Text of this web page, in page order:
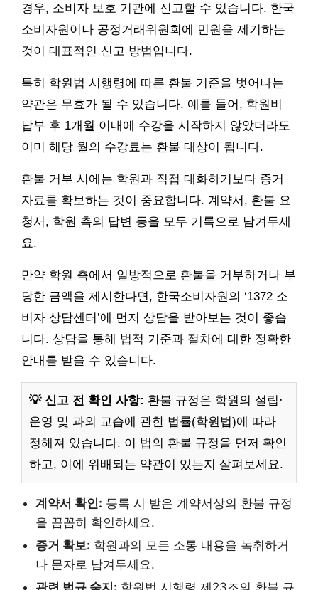
경우, 소비자 보호 기관에 신고할 수 있습니다. 한국
소비자원이나 공정거래위원회에 민원을 제기하는
것이 대표적인 신고 방법입니다.
특히 학원법 시행령에 따른 환불 기준을 벗어나는
약관은 무효가 될 수 있습니다. 예를 들어, 학원비
납부 후 1개월 이내에 수강을 시작하지 않았더라도
이미 해당 월의 수강료는 환불 대상이 됩니다.
환불 거부 시에는 학원과 직접 대화하기보다 증거
자료를 확보하는 것이 중요합니다. 계약서, 환불 요
청서, 학원 측의 답변 등을 모두 기록으로 남겨두세
요.
만약 학원 측에서 일방적으로 환불을 거부하거나 부
당한 금액을 제시한다면, 한국소비자원의 ‘1372 소
비자 상담센터’에 먼저 상담을 받아보는 것이 좋습
니다. 상담을 통해 법적 기준과 절차에 대한 정확한
안내를 받을 수 있습니다.
💡 신고 전 확인 사항: 환불 규정은 학원의 설립·
운영 및 과외 교습에 관한 법률(학원법)에 따라
정해져 있습니다. 이 법의 환불 규정을 먼저 확인
하고, 이에 위배되는 약관이 있는지 살펴보세요.
계약서 확인: 등록 시 받은 계약서상의 환불 규정
을 꼼꼼히 확인하세요.
증거 확보: 학원과의 모든 소통 내용을 녹취하거
나 문자로 남겨두세요.
관련 법규 숙지: 학원법 시행령 제23조의 환불 규